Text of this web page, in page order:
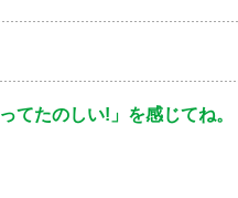
てたのしい!」を感じてね。